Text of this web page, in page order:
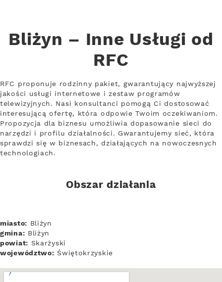
Bliżyn – Inne Usługi od
RFC
RFC proponuje rodzinny pakiet, gwarantujący najwyższej
jakości usługi internetowe i zestaw programów
telewizyjnych. Nasi konsultanci pomogą Ci dostosować
interesującą ofertę, która odpowie Twoim oczekiwaniom.
Propozycja dla biznesu umożliwia dopasowanie sieci do
narzędzi i profilu działalności. Gwarantujemy sieć, która
sprawdzi się w biznesach, działających na nowoczesnych
technologiach.
Obszar działania
miasto: Bliżyn
gmina: Bliżyn
powiat: Skarżyski
województwo: Świętokrzyskie